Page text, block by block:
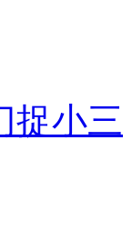
捉小三